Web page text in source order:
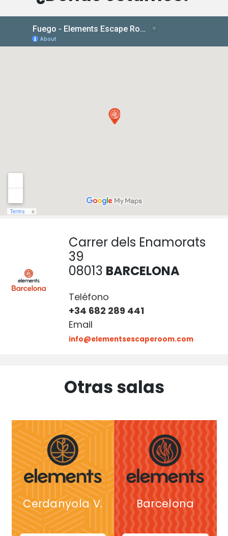
Carrer dels Enamorats
39
08013 BARCELONA
Teléfono
+34 682 289 441
Email
info@elementsescaperoom.com
Otras salas
Cerdanyola V. Barcelona